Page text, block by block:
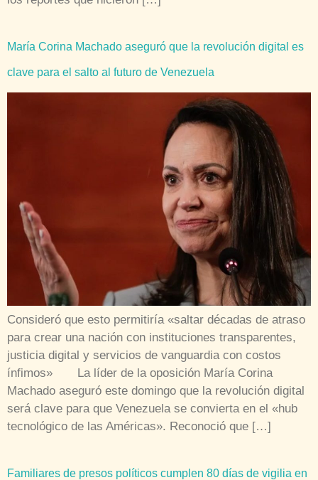
María Corina Machado aseguró que la revolución digital es
clave para el salto al futuro de Venezuela
Consideró que esto permitiría «saltar décadas de atraso
para crear una nación con instituciones transparentes,
justicia digital y servicios de vanguardia con costos
ínfimos» La líder de la oposición María Corina
Machado aseguró este domingo que la revolución digital
será clave para que Venezuela se convierta en el «hub
tecnológico de las Américas». Reconoció que […]
Familiares de presos políticos cumplen 80 días de vigilia en